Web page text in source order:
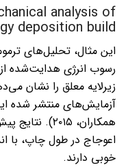
analysis of
deposition build
این مثال، تحلیل‌های
رسوب انرژی هدایت‌شده
زیرلایه معلق را نشان
آزمایش‌های منتشر شده
همکاران،
اعوجاج در طول چاپ، با
خوبی دارند.